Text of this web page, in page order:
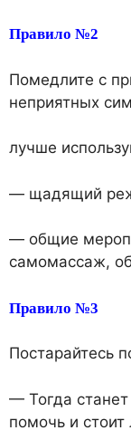
Правило №2
Помедлите с
неприятных
лучше
— щадящий
— общие
самомассаж,
Правило №3
Постарайтесь
— Тогда
помочь и стоит